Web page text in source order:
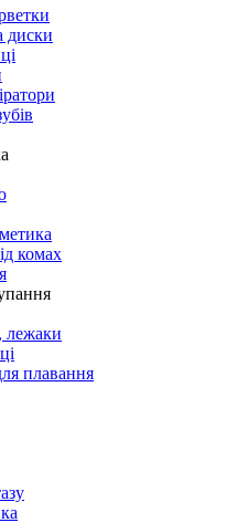
диски
комах
лежаки
плавання